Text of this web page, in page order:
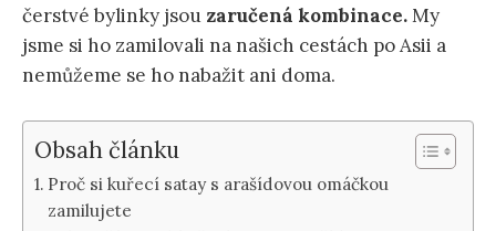
čerstvé bylinky jsou zaručená kombinace.My
jsme si ho zamilovali na našich cestách po Asii a
nemůžeme se ho nabažit ani doma.
Obsah článku
Proč si kuřecí satay s arašídovou omáčkou
zamilujete